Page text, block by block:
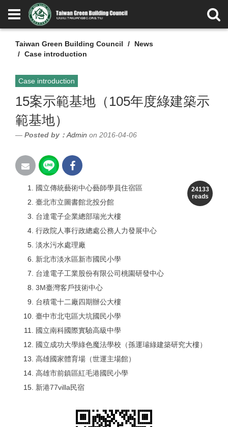
Taiwan Green Building Council
News
Case introduction
Case introduction
15案示範基地（105年度綠建築示
範基地）
Posted by： Admin on 2016-04-06
24133
reads
國立傳統藝術中心藝師學員住宿區
臺北市立圖書館北投分館
台達電子企業總部瑞光大樓
行政院人事行政總處公務人力發展中心
淡水污水處理廠
新北市淡水區新市國民小學
台達電子工業股份有限公司桃園研發中心
3M臺灣客戶技術中心
台積電十二廠四期辦公大樓
臺中市北屯區大坑國民小學
國立南科國際實驗高級中學
國立成功大學綠色魔法學校（孫運璿綠建築研究大樓）
高雄國家體育場（世運主場館）
高雄市前鎮區紅毛港國民小學
新港77villa民宿